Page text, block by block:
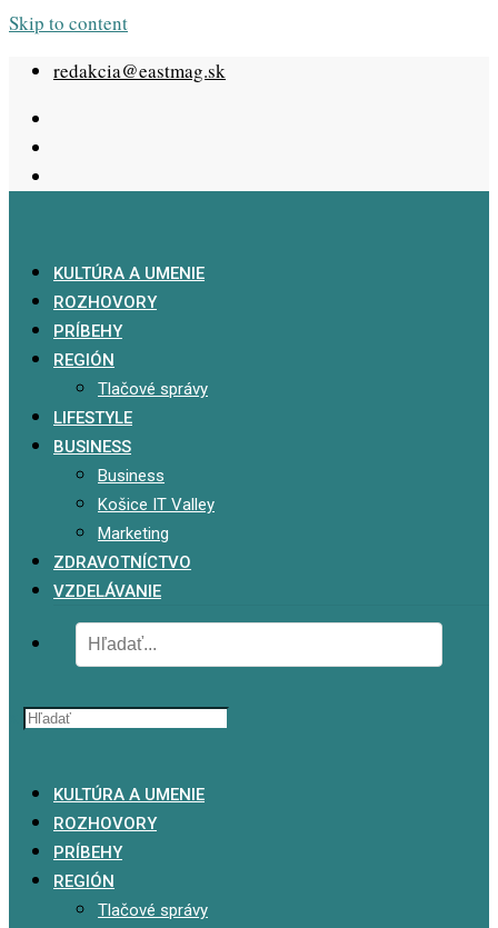
Skip to content
redakcia@eastmag.sk
KULTÚRA A UMENIE
ROZHOVORY
PRÍBEHY
REGIÓN
Tlačové správy
LIFESTYLE
BUSINESS
Business
Košice IT Valley
Marketing
ZDRAVOTNÍCTVO
VZDELÁVANIE
KULTÚRA A UMENIE
ROZHOVORY
PRÍBEHY
REGIÓN
Tlačové správy